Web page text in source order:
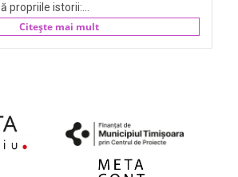
propriile istorii:...
Citește mai mult